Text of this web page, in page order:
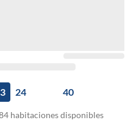
24 40
habitaciones disponibles